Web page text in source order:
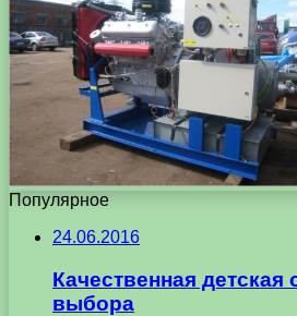
Популярное
24.06.2016
Качественная
выбора